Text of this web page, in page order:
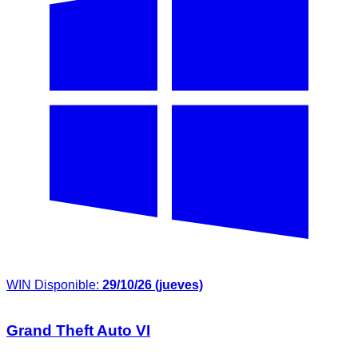
WIN Disponible: 29/10/26 (jueves)
Grand Theft Auto VI